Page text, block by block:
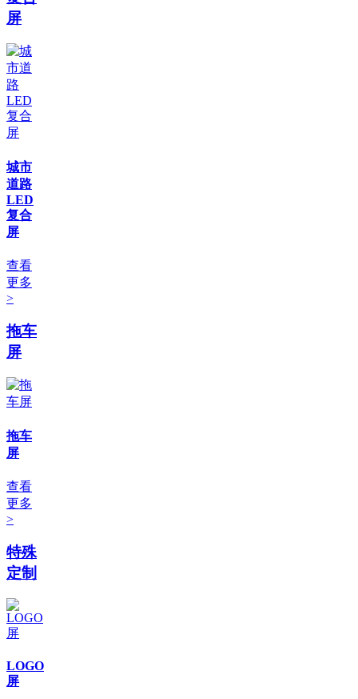
屏
城市
道路
LED
复合
屏
查看
更多
>
拖车
屏
拖车
屏
查看
更多
>
特殊
定制
LOGO
屏